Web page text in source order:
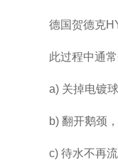
德国贺德克
此过程中通常
a) 关掉电镀球
b) 翻开鹅颈，
c) 待水不再流